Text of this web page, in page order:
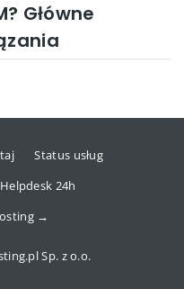
Główne
Status usług
Helpdesk 24h
→
Sp. z o.o.